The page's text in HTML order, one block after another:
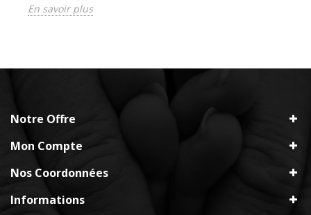
En savoir plus
Notre Offre
Mon Compte
Nos Coordonnées
Informations